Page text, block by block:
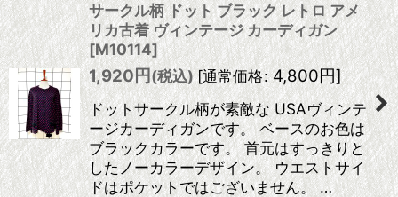
サークル柄 ドット ブラック レトロ アメ
リカ古着 ヴィンテージ カーディガン
[M10114]
1,920円(税込) [通常価格: 4,800円]
ドットサークル柄が素敵な USAヴィンテ
ージカーディガンです。 ベースのお色は
ブラックカラーです。 首元はすっきりと
したノーカラーデザイン。 ウエストサイ
ドはポケットではございません。 …